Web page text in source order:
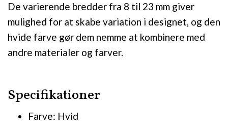
De varierende bredder fra 8 til 23 mm giver
mulighed for at skabe variation i designet, og den
hvide farve gør dem nemme at kombinere med
andre materialer og farver.
Specifikationer
Farve: Hvid